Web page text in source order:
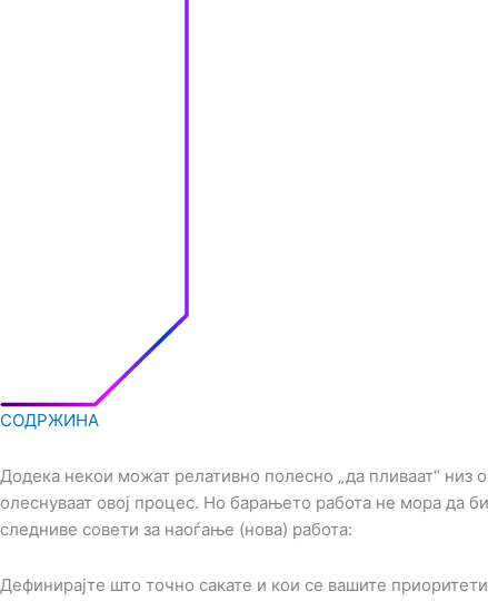
СОДРЖИНА
Додека некои можат релативно полесно „да пливаат“ низ
олеснуваат овој процес. Но барањето работа не мора да
следниве совети за наоѓање (нова) работа:
Дефинирајте што точно сакате и кои се вашите приоритети